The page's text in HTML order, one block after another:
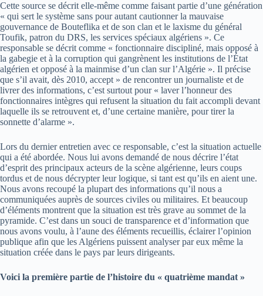
Cette source se décrit elle-même comme faisant partie d’une génération
« qui sert le système sans pour autant cautionner la mauvaise
gouvernance de Bouteflika et de son clan et le laxisme du général
Toufik, patron du DRS, les services spéciaux algériens ». Ce
responsable se décrit comme « fonctionnaire discipliné, mais opposé à
la gabegie et à la corruption qui gangrènent les institutions de l’État
algérien et opposé à la mainmise d’un clan sur l’Algérie ». Il précise
que s’il avait, dès 2010, accept » de rencontrer un journaliste et de
livrer des informations, c’est surtout pour « laver l’honneur des
fonctionnaires intègres qui refusent la situation du fait accompli devant
laquelle ils se retrouvent et, d’une certaine manière, pour tirer la
sonnette d’alarme ».
Lors du dernier entretien avec ce responsable, c’est la situation actuelle
qui a été abordée. Nous lui avons demandé de nous décrire l’état
d’esprit des principaux acteurs de la scène algérienne, leurs coups
tordus et de nous décrypter leur logique, si tant est qu’ils en aient une.
Nous avons recoupé la plupart des informations qu’il nous a
communiquées auprès de sources civiles ou militaires. Et beaucoup
d’éléments montrent que la situation est très grave au sommet de la
pyramide. C’est dans un souci de transparence et d’information que
nous avons voulu, à l’aune des éléments recueillis, éclairer l’opinion
publique afin que les Algériens puissent analyser par eux même la
situation créée dans le pays par leurs dirigeants.
Voici la première partie de l’histoire du « quatrième mandat »